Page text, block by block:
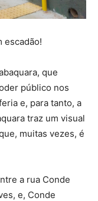
escadão!
que
público nos
e, para tanto, a
traz um visual
muitas vezes, é
a rua Conde
e, Conde